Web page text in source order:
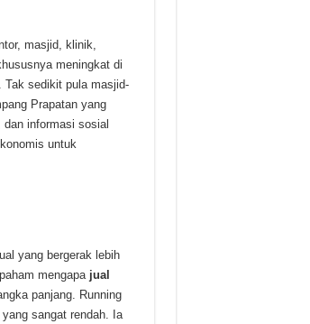
masjid, klinik,
meningkat di
Tak sedikit pula masjid-
Prapatan yang
informasi sosial
untuk
yang bergerak lebih
mengapa jual
panjang. Running
sangat rendah. Ia